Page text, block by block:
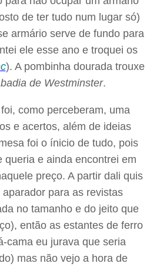
de ter tudo num lugar só)
armário serve de fundo para
ele esse ano e troquei os
). A pombinha dourada trouxe
de Westminster.
como perceberam, uma
e acertos, além de ideias
foi o ínicio de tudo, pois
queria e ainda encontrei em
preço. A partir dali quis
para as revistas
no tamanho e do jeito que
então as estantes de ferro
cama eu jurava que seria
mas não vejo a hora de